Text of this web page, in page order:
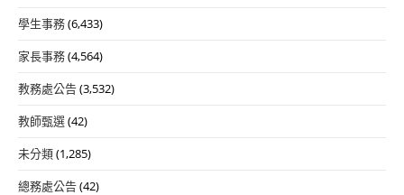
學生事務(6,433)
家長事務(4,564)
教務處公告(3,532)
教師甄選(42)
未分類(1,285)
總務處公告(42)